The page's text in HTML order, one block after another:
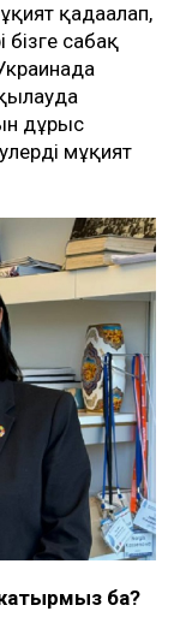
қадағалап,
сабақ
дұрыс
мұқият
ба?